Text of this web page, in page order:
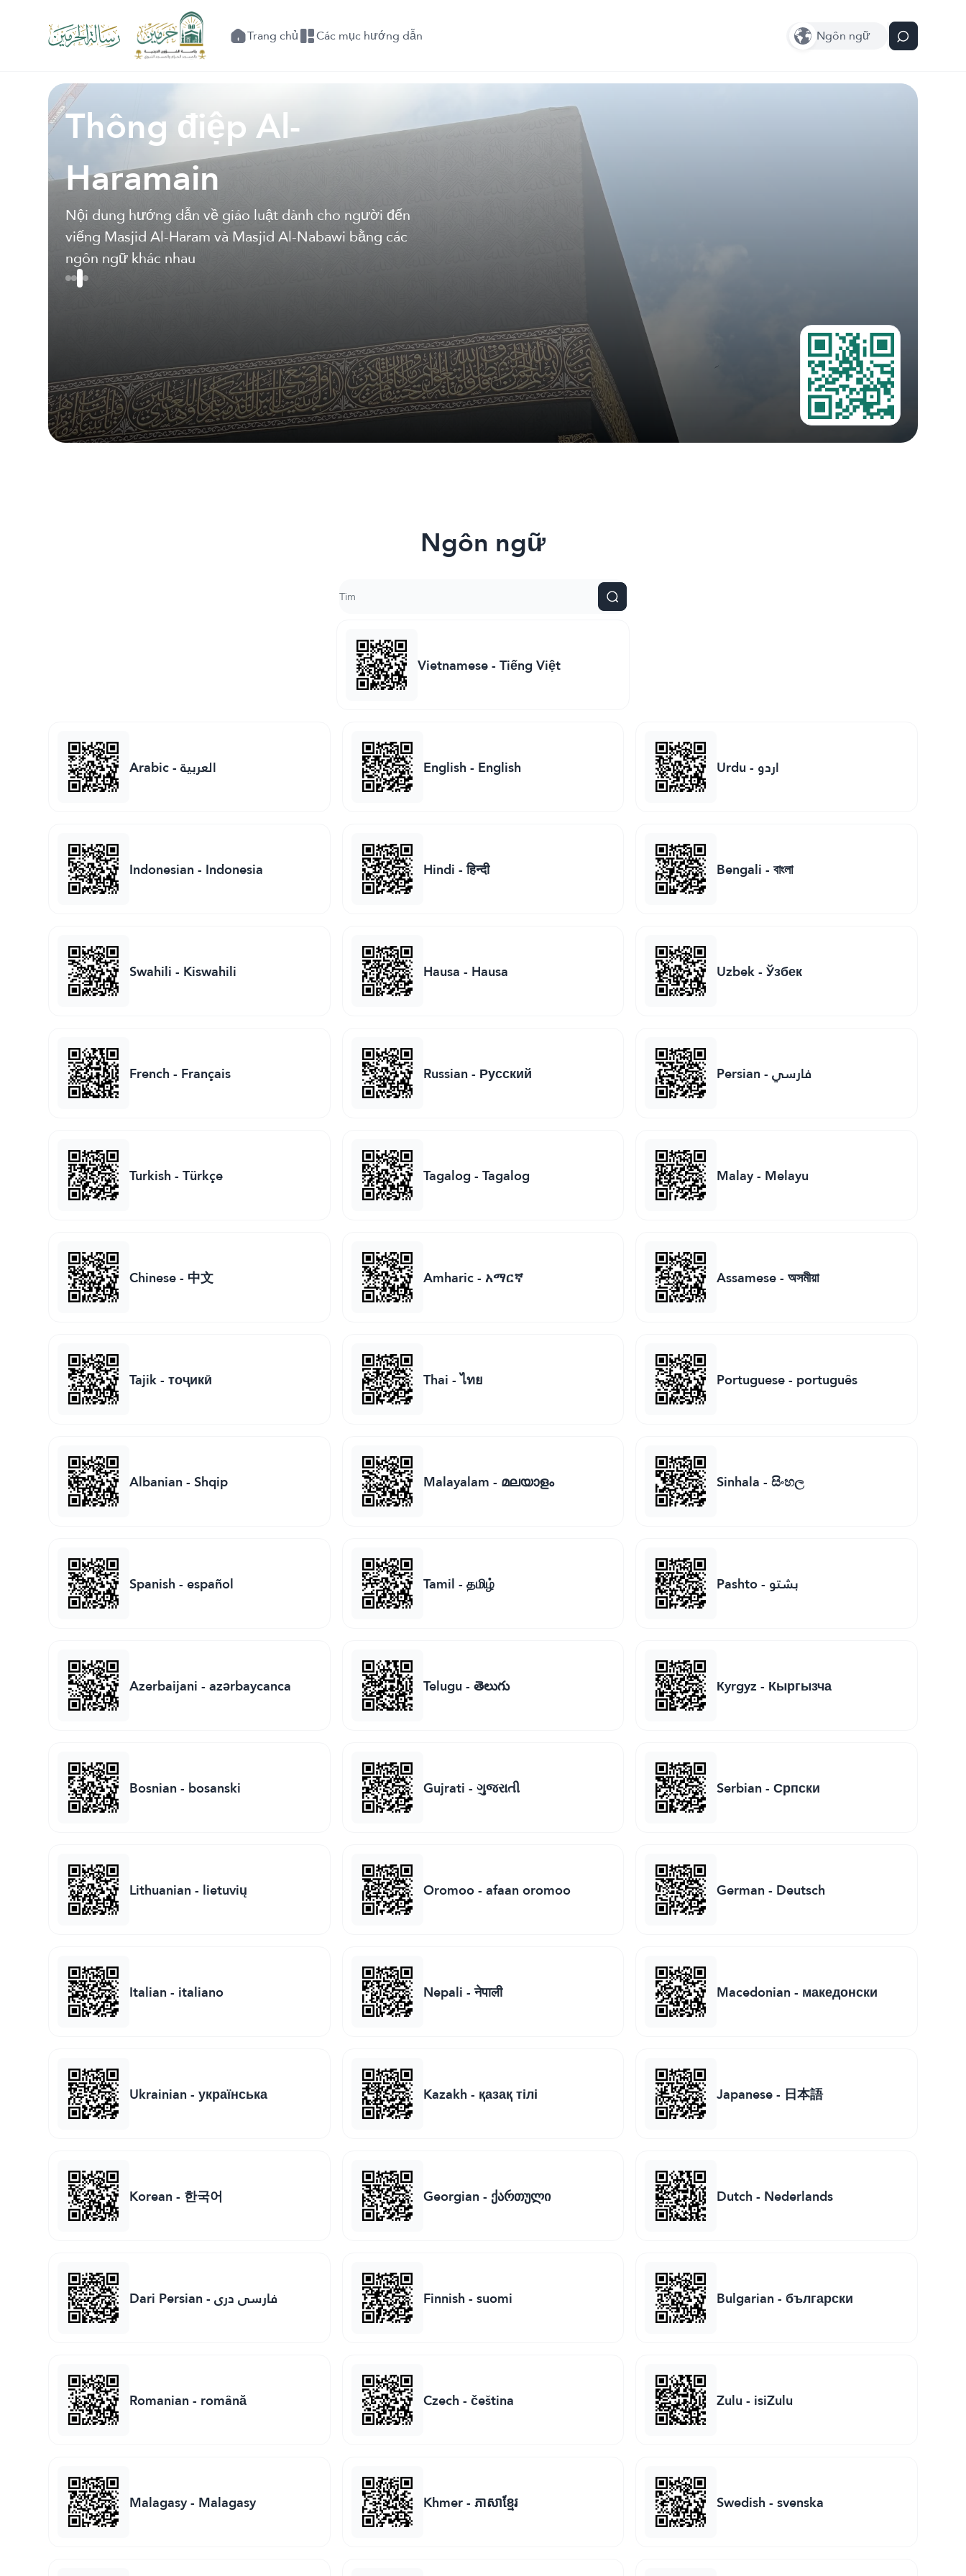
Trang chủ Các mục hướng dẫn Ngôn ngữ
Thông điệp Al-
Haramain
Nội dung hướng dẫn về giáo luật dành cho người đến
viếng Masjid Al-Haram và Masjid Al-Nabawi bằng các
ngôn ngữ khác nhau
Ngôn ngữ
Vietnamese-Tiếng Việt
Arabic-العربية English- English Urdu- اردو
Indonesian- Indonesia Hindi-हिन्दी Bengali-বাংলা
Swahili- Kiswahili Hausa- Hausa Uzbek-Ўзбек
French- Français Russian- Русский Persian-فارسي
Turkish-Türkçe Tagalog-Tagalog Malay- Melayu
Chinese- 中文 Amharic- አማርኛ Assamese-অসমীয়া
Tajik-тоҷикӣ Thai-ไทย Portuguese- português
Albanian-Shqip Malayalam- മലയാളം Sinhala-සිංහල
Spanish-español Tamil-தமிழ் Pashto- بشتو
Azerbaijani-azərbaycanca Telugu-తెలుగు Кyrgyz- Кыргызча
Bosnian- bosanski Gujrati-ગુજરાતી Serbian-Српски
Lithuanian- lietuvių Oromoo-afaan oromoo German- Deutsch
Italian- italiano Nepali-नेपाली Macedonian- македонски
Ukrainian-українська Kazakh- қазақ тілі Japanese- 日本語
Korean- 한국어 Georgian- ქართული Dutch- Nederlands
Dari Persian-فارسی دری Finnish-suomi Bulgarian-български
Romanian- română Czech-čeština Zulu- isiZulu
Malagasy- Malagasy Khmer-ភាសាខ្មែរ Swedish-svenska